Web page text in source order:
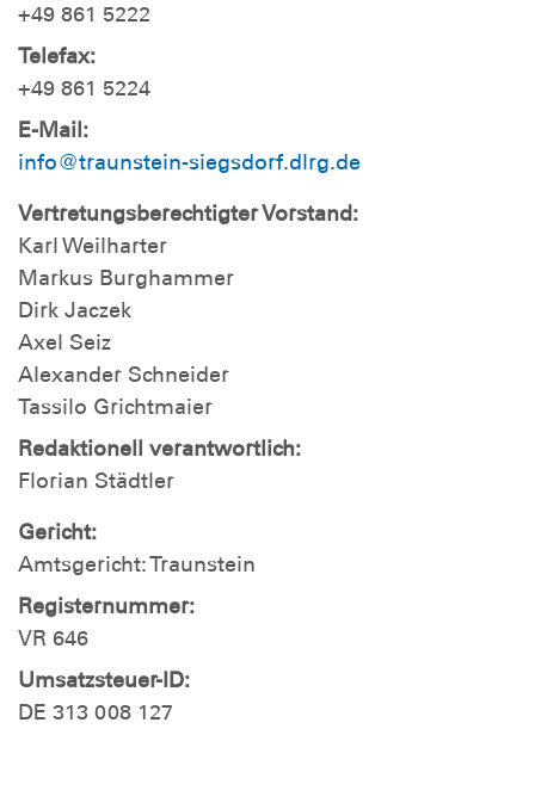
+49 861 5222
Telefax:
+49 861 5224
E-Mail:
info@traunstein-siegsdorf.dlrg.de
Vertretungsberechtigter Vorstand:
Karl Weilharter
Markus Burghammer
Dirk Jaczek
Axel Seiz
Alexander Schneider
Tassilo Grichtmaier
Redaktionell verantwortlich:
Florian Städtler
Gericht:
Amtsgericht: Traunstein
Registernummer:
VR 646
Umsatzsteuer-ID:
DE 313 008 127